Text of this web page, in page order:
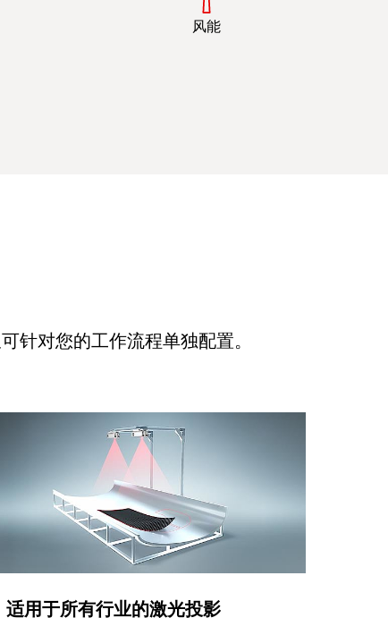
风能
针对您的工作流程单独配置。
适用于所有行业的激光投影